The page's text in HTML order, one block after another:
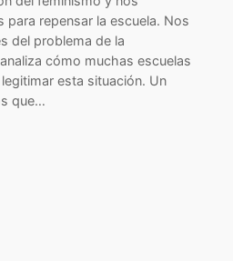
para repensar la escuela. Nos
del problema de la
cómo muchas escuelas
esta situación. Un
que…